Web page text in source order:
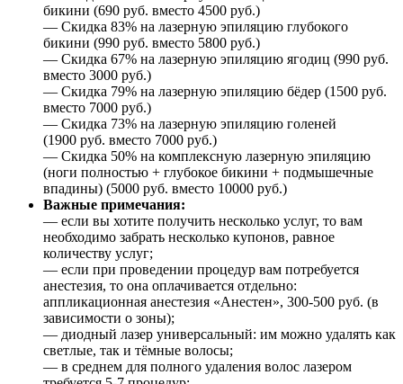
бикини (690 руб. вместо 4500 руб.)
— Скидка 83% на лазерную эпиляцию глубокого
бикини (990 руб. вместо 5800 руб.)
— Скидка 67% на лазерную эпиляцию ягодиц (990 руб.
вместо 3000 руб.)
— Скидка 79% на лазерную эпиляцию бёдер (1500 руб.
вместо 7000 руб.)
— Скидка 73% на лазерную эпиляцию голеней
(1900 руб. вместо 7000 руб.)
— Скидка 50% на комплексную лазерную эпиляцию
(ноги полностью + глубокое бикини + подмышечные
впадины) (5000 руб. вместо 10000 руб.)
Важные примечания:
— если вы хотите получить несколько услуг, то вам
необходимо забрать несколько купонов, равное
количеству услуг;
— если при проведении процедур вам потребуется
анестезия, то она оплачивается отдельно:
аппликационная анестезия «Анестен», 300-500 руб. (в
зависимости о зоны);
— диодный лазер универсальный: им можно удалять как
светлые, так и тёмные волосы;
— в среднем для полного удаления волос лазером